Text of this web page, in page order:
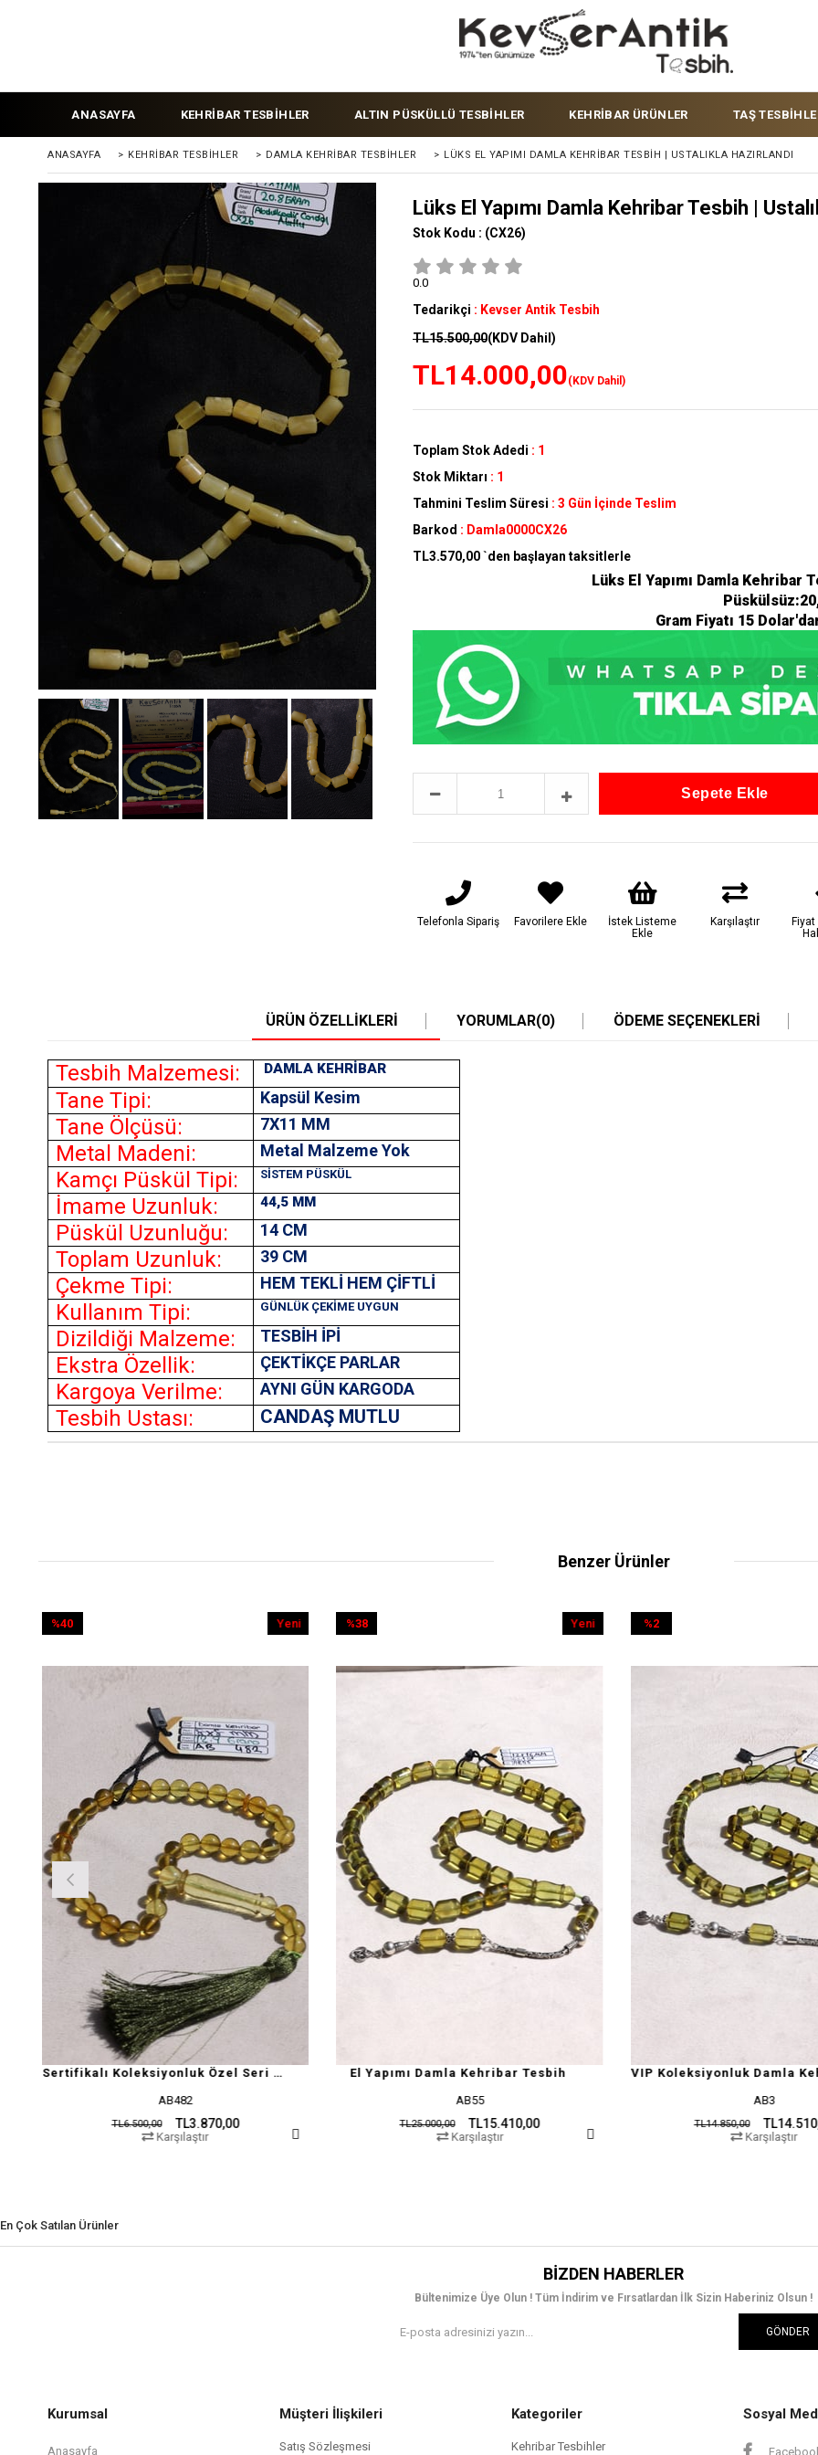
ANASAYFA KEHRİBAR TESBİHLER ALTIN PÜSKÜLLÜ TESBİHLER KEHRİBAR ÜRÜNLER TAŞ
ANASAYFA > KEHRIBAR TESBIHLER > DAMLA KEHRİBAR TESBİHLER > LÜKS EL YAPIMI DAMLA KEHRIBAR TESBIH | USTALIKLA HAZIRLANDI
Lüks El Yapımı Damla Kehribar Tesbih |
Stok Kodu : (CX26)
0.0
Tedarikçi : Kevser Antik Tesbih
TL15.500,00(KDV Dahil)
TL14.000,00(KDV Dahil)
Toplam Stok Adedi : 1
Stok Miktarı : 1
Tahmini Teslim Süresi : 3 Gün İçinde Teslim
Barkod : Damla0000CX26
TL3.570,00`den başlayan taksitlerle
Lüks El Yapımı Damla Kehribar
Gram Fiyatı 15
Telefonla Sipariş Favorilere Ekle
İstek Listeme
Ekle
Karşılaştır
ÜRÜN ÖZELLIKLERI YORUMLAR(0) ÖDEME SEÇENEKLERI
Tesbih Malzemesi: DAMLA KEHRİBAR
Tane Tipi: Kapsül Kesim
Tane Ölçüsü: 7X11 MM
Metal Madeni: Metal Malzeme Yok
Kamçı Püskül Tipi: SİSTEM PÜSKÜL
İmame Uzunluk: 44,5 MM
Püskül Uzunluğu: 14 CM
Toplam Uzunluk: 39 CM
Çekme Tipi: HEM TEKLİ HEM ÇİFTLİ
Kullanım Tipi: GÜNLÜK ÇEKİME UYGUN
Dizildiği Malzeme: TESBİH İPİ
Ekstra Özellik: ÇEKTİKÇE PARLAR
Kargoya Verilme: AYNI GÜN KARGODA
Tesbih Ustası: CANDAŞ MUTLU
Benzer Ürünler
Sertifikalı Koleksiyonluk Özel Seri Damla Kehribar
El Yapımı Damla Kehribar Tesbih
%38İndirim
Karşılaştır
VIP Koleksiyonluk Damla Kehribar Tesbih
TL14.850,00
%2İndirim
Karşılaştır
En Çok Satılan Ürünler
BIZDEN HABERLER
Bültenimize Üye Olun ! Tüm İndirim ve Fırsatlardan İlk Sizin Haberiniz Olsun !
GÖNDER
Kurumsal
Anasayfa
Müşteri İlişkileri
Satış Sözleşmesi
Kategoriler
Kehribar Tesbihler
Sosyal